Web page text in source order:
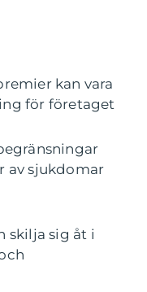
kan vara
för företaget
av sjukdomar
skilja sig åt i